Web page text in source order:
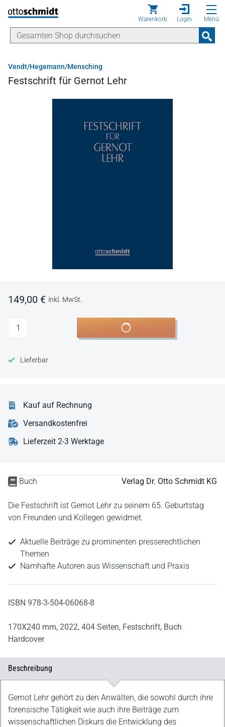
Direkt zum Inhalt
Warenkorb Login Menü
Vendt/Hegemann/Mensching
Festschrift für Gernot Lehr
Buch Verlag Dr. Otto Schmidt KG
Die Festschrift ist Gernot Lehr zu seinem 65. Geburtstag
von Freunden und Kollegen gewidmet.
Aktuelle Beiträge zu prominenten presserechtlichen
Themen
Namhafte Autoren aus Wissenschaft und Praxis
ISBN 978-3-504-06068-8
170X240 mm, 2022, 404 Seiten, Festschrift, Buch
Hardcover
149,00 € inkl. MwSt.
Anzahl In den Warenkorb
Lieferbar
Kauf auf Rechnung
Versandkostenfrei
Lieferzeit 2-3 Werktage
Beschreibung
Beschreibung
Gernot Lehr gehört zu den Anwälten, die sowohl durch ihre
forensische Tätigkeit wie auch ihre Beiträge zum
wissenschaftlichen Diskurs die Entwicklung des